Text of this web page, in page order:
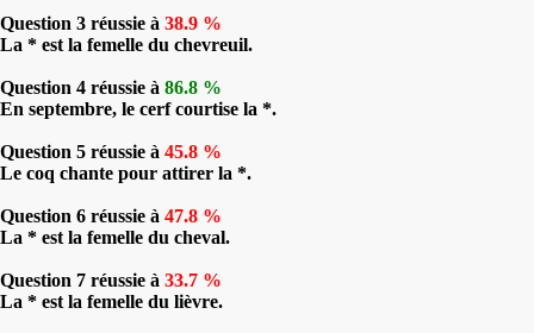
Question 3 réussie à 38.9 %
La * est la femelle du chevreuil.
Question 4 réussie à 86.8 %
En septembre, le cerf courtise la *.
Question 5 réussie à 45.8 %
Le coq chante pour attirer la *.
Question 6 réussie à 47.8 %
La * est la femelle du cheval.
Question 7 réussie à 33.7 %
La * est la femelle du lièvre.